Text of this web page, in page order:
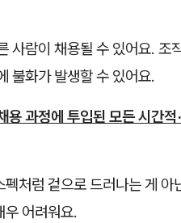
사람이 채용될 수 있어요. 조
불화가 발생할 수 있어요.
용 과정에 투입된 모든 시간
처럼 겉으로 드러나는 게
우 어려워요.